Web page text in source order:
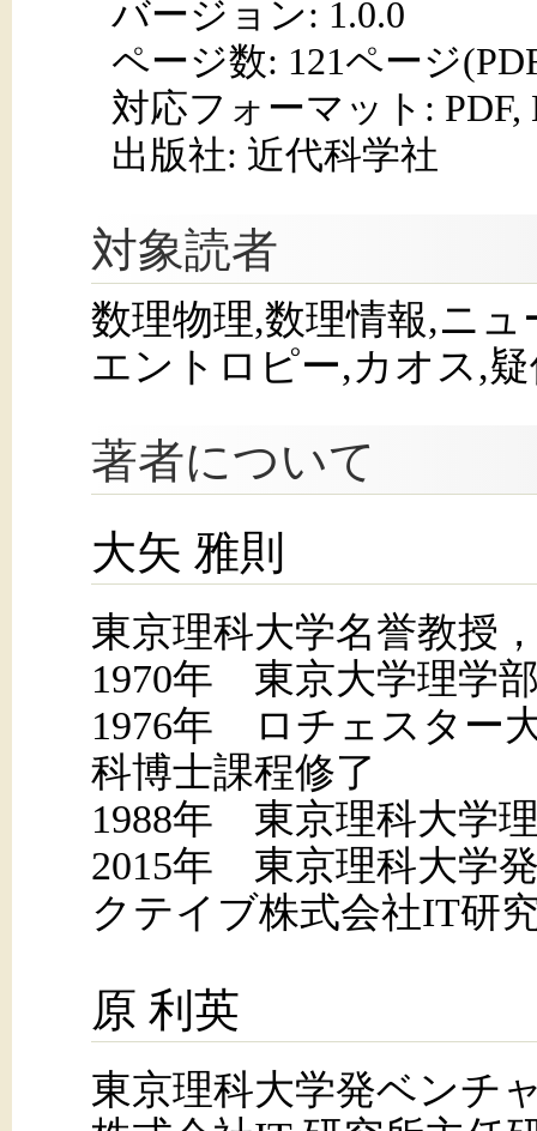
バージョン: 1.0.0
ページ数: 121ページ
対応フォーマット: PDF,
出版社: 近代科学社
対象読者
数理物理,数理情報,ニ
エントロピー,カオス,
著者について
大矢 雅則
東京理科大学名誉教授
1970年 東京大学理学
1976年 ロチェスター
科博士課程修了
1988年 東京理科大学
2015年 東京理科大学
クテイブ株式会社IT研
原 利英
東京理科大学発ベンチ